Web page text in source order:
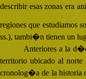
describir esas zonas era
regiones que estudiamos
ss.), tambi�n tienen un
Anteriores a la
territorio ubicado al
cronolog�a de la historia